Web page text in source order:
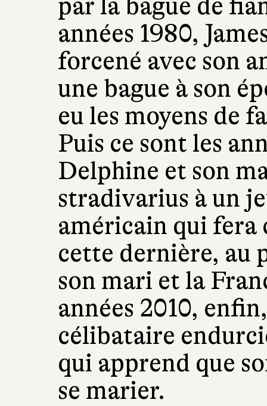
par la bague de
années 1980,
forcené avec son
une bague à son
eu les moyens de
Puis ce sont les
Delphine et son
stradivarius à un
américain qui
cette dernière, au
son mari et la
années 2010,
célibataire
qui apprend que
se marier.